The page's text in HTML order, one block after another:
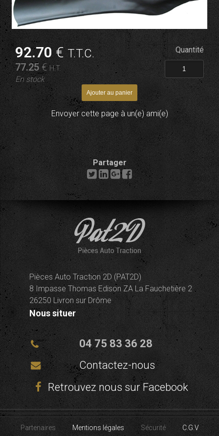
92.70 €T.T.C.
77.25 €H.T.
En stock
Quantité
Envoyer cette page à un(e) ami(e)
Partager
Pièces Auto Traction 2D (PAT2D)
8 Impasse Thomas Edison ZA La Fauchetière 2
26250 Livron sur Drôme
Nous situer
04 75 83 36 28
Contactez-nous
Retrouvez nous sur Facebook
Partenaires Mentions légales Sécurité C.G.V